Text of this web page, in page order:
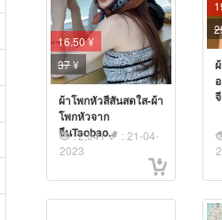
16.50 ¥
37¥
ผ้าโพกหัวสีสันสดใส-ผ้า
โพกหัวจาก
จีนTaobao...
: 2,041
: 21-04-
2023